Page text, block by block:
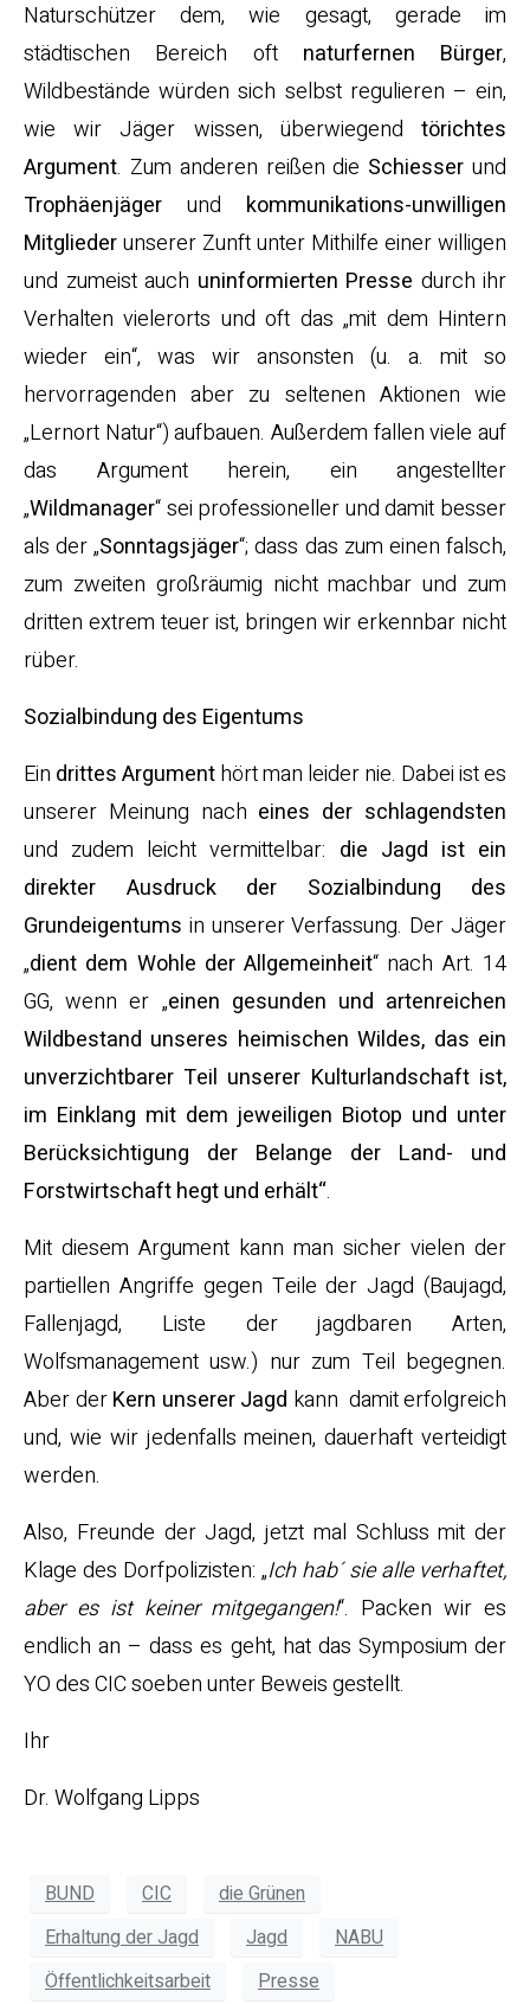
Naturschützer dem, wie gesagt, gerade im
städtischen Bereich oft naturfernen Bürger,
Wildbestände würden sich selbst regulieren – ein,
wie wir Jäger wissen, überwiegend törichtes
Argument. Zum anderen reißen die Schiesser und
Trophäenjäger und kommunikations-unwilligen
Mitgliederunserer Zunft unter Mithilfe einer willigen
und zumeist auch uninformierten Presse durch ihr
Verhalten vielerorts und oft das „mit dem Hintern
wieder ein“, was wir ansonsten (u. a. mit so
hervorragenden aber zu seltenen Aktionen wie
„Lernort Natur“) aufbauen. Außerdem fallen viele auf
das Argument herein, ein angestellter
„Wildmanager“ sei professioneller und damit besser
als der „Sonntagsjäger“; dass das zum einen falsch,
zum zweiten großräumig nicht machbar und zum
dritten extrem teuer ist, bringen wir erkennbar nicht
rüber.
Sozialbindung des Eigentums
Ein drittes Argumenthört man leider nie. Dabei ist es
unserer Meinung nach eines der schlagendsten
und zudem leicht vermittelbar: die Jagd ist ein
direkter Ausdruck der Sozialbindung des
Grundeigentums in unserer Verfassung. Der Jäger
„dient dem Wohle der Allgemeinheit“ nach Art. 14
GG, wenn er „einen gesunden und artenreichen
Wildbestand unseres heimischen Wildes, das ein
unverzichtbarer Teil unserer Kulturlandschaft ist,
im Einklang mit dem jeweiligen Biotop und unter
Berücksichtigung der Belange der Land- und
Forstwirtschaft hegt und erhält“.
Mit diesem Argument kann man sicher vielen der
partiellen Angriffe gegen Teile der Jagd (Baujagd,
Fallenjagd, Liste der jagdbaren Arten,
Wolfsmanagement usw.) nur zum Teil begegnen.
Aber derKern unserer Jagd kann damit erfolgreich
und, wie wir jedenfalls meinen, dauerhaft verteidigt
werden.
Also, Freunde der Jagd, jetzt mal Schluss mit der
Klage des Dorfpolizisten: „Ich hab´ sie alle verhaftet,
aber es ist keiner mitgegangen!“. Packen wir es
endlich an – dass es geht, hat das Symposium der
YO des CIC soeben unter Beweis gestellt.
Ihr
Dr. Wolfgang Lipps
BUND CIC
die Grünen
Erhaltung der Jagd
Jagd
NABU
Öffentlichkeitsarbeit
Presse